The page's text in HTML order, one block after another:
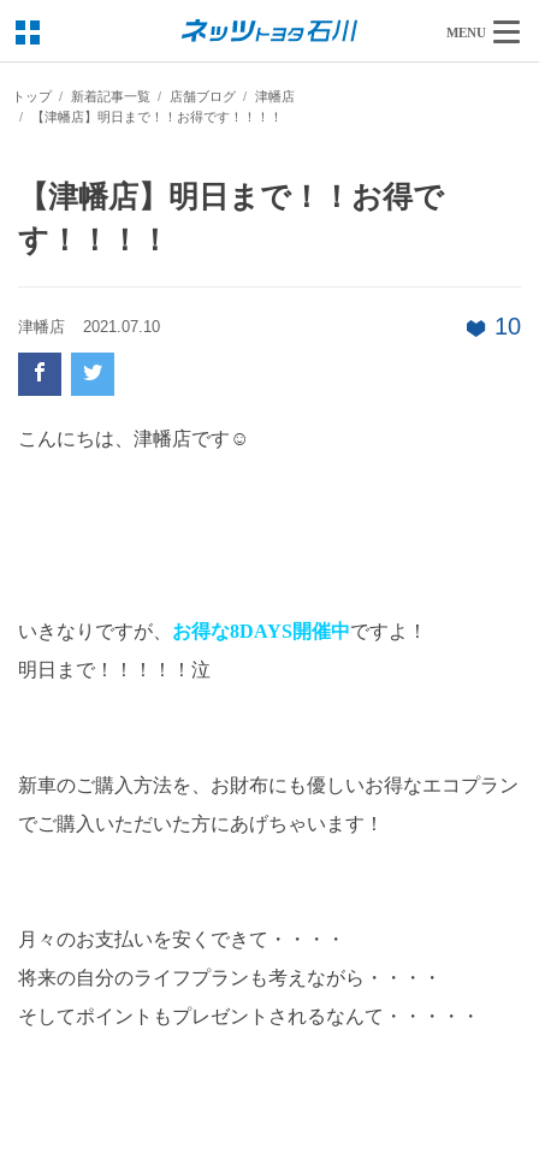
MENU
トップ 新着記事一覧 店舗ブログ
津幡店
【津幡店】明日まで！！お得です！！！！
【津幡店】明日まで！！お得で
す！！！！
津幡店 2021.07.10 10
こんにちは、津幡店です☺
いきなりですが、 お得な8DAYS開催中ですよ！
明日まで！！！！！泣
新車のご購入方法を、お財布にも優しいお得なエコプラン
でご購入いただいた方にあげちゃいます！
月々のお支払いを安くできて・・・・
将来の自分のライフプランも考えながら・・・・
そしてポイントもプレゼントされるなんて・・・・・